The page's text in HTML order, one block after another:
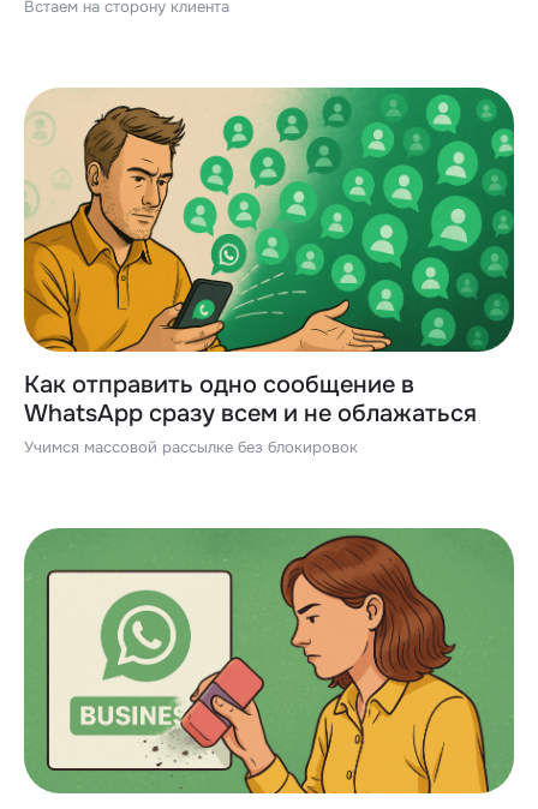
Встаем на сторону клиента
Как отправить одно сообщение в
WhatsApp сразу всем и не облажаться
Учимся массовой рассылке без блокировок